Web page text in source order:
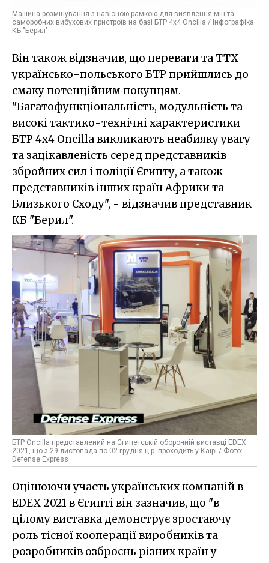
Машина розмінування з навісною рамкою для виявлення мін та
саморобних вибухових пристроїв на базі БТР 4х4 Oncilla / Інфографіка:
КБ "Берил"
Він також відзначив, що переваги та ТТХ
українсько-польського БТР прийшлись до
смаку потенційним покупцям.
"Багатофункціональність, модульність та
високі тактико-технічні характеристики
БТР 4х4 Oncilla викликають неабияку увагу
та зацікавленість серед представників
збройних сил і поліції Єгипту, а також
представників інших країн Африки та
Близького Сходу", - відзначив представник
КБ "Берил".
БТР Oncilla представлений на Єгипетській оборонній виставці EDEX
2021, що з 29 листопада по 02 грудня ц.р. проходить у Каїрі / Фото:
Defense Express
Оцінюючи участь українських компаній в
EDEX 2021 в Єгипті він зазначив, що "в
цілому виставка демонструє зростаючу
роль тісної кооперації виробників та
розробників озброєнь різних країн у